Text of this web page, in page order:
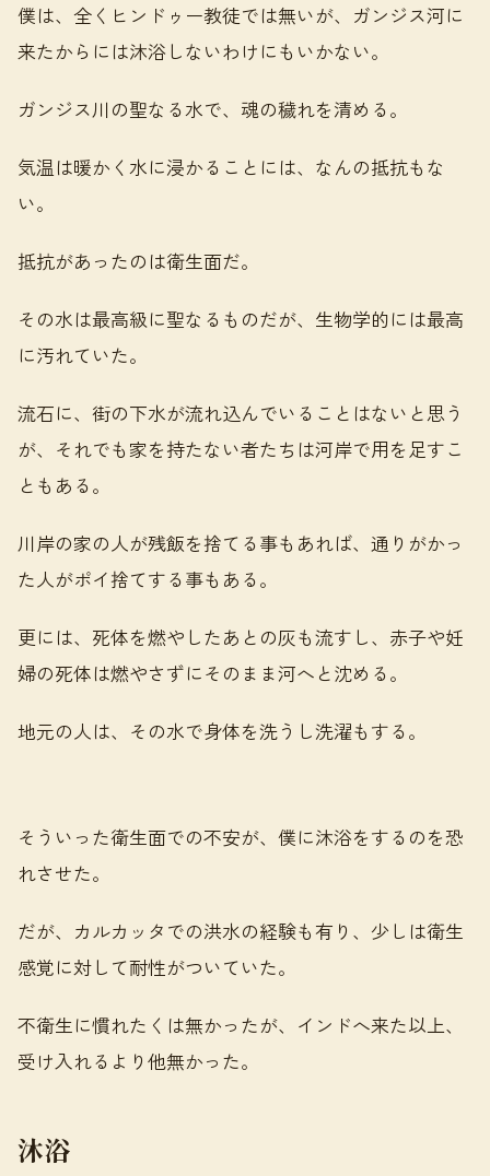
僕は、全くヒンドゥー教徒では無いが、ガンジス河に
来たからには沐浴しないわけにもいかない。
ガンジス川の聖なる水で、魂の穢れを清める。
気温は暖かく水に浸かることには、なんの抵抗もな
い。
抵抗があったのは衛生面だ。
その水は最高級に聖なるものだが、生物学的には最高
に汚れていた。
流石に、街の下水が流れ込んでいることはないと思う
が、それでも家を持たない者たちは河岸で用を足すこ
ともある。
川岸の家の人が残飯を捨てる事もあれば、通りがかっ
た人がポイ捨てする事もある。
更には、死体を燃やしたあとの灰も流すし、赤子や妊
婦の死体は燃やさずにそのまま河へと沈める。
地元の人は、その水で身体を洗うし洗濯もする。
そういった衛生面での不安が、僕に沐浴をするのを恐
れさせた。
だが、カルカッタでの洪水の経験も有り、少しは衛生
感覚に対して耐性がついていた。
不衛生に慣れたくは無かったが、インドへ来た以上、
受け入れるより他無かった。
沐浴